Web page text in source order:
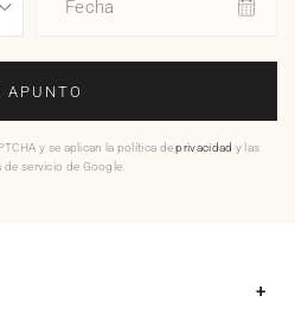
Fecha
APUNTO
y se aplican la política deprivacidad y las
de servicio de Google.